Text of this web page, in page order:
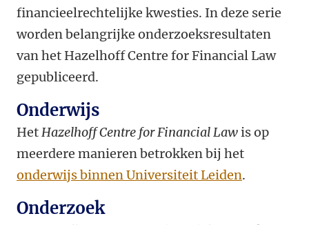
financieelrechtelijke kwesties. In deze serie
worden belangrijke onderzoeksresultaten
van het Hazelhoff Centre for Financial Law
gepubliceerd.
Onderwijs
Het Hazelhoff Centre for Financial Lawis op
meerdere manieren betrokken bij het
onderwijs binnen Universiteit Leiden.
Onderzoek